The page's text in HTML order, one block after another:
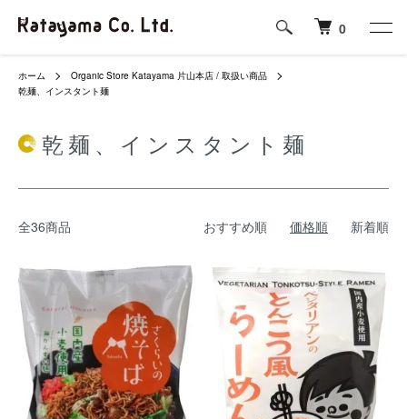
0
ホーム
Organic Store Katayama 片山本店 / 取扱い商品
乾麺、インスタント麺
乾麺、インスタント麺
全36商品 おすすめ順 価格順 新着順